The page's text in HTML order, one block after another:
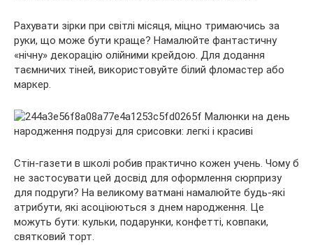
Рахувати зірки при світлі місяця, міцно тримаючись за
руки, що може бути краще? Намалюйте фантастичну
«нічну» декорацію олійними крейдою. Для додання
таємничих тіней, використовуйте білий фломастер або
маркер.
Стін-газети в школі робив практично кожен учень. Чому б
не застосувати цей досвід для оформлення сюрпризу
для подруги? На великому ватмані намалюйте будь-які
атрибути, які асоціюються з днем народження. Це
можуть бути: кульки, подарунки, конфетті, ковпаки,
святковий торт.